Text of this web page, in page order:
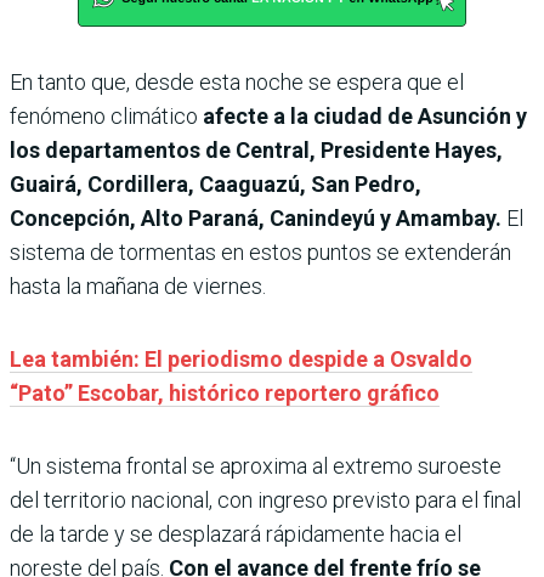
En tanto que, desde esta noche se espera que el
fenómeno climático afecte a la ciudad de Asunción y
los departamentos de Central, Presidente Hayes,
Guairá, Cordillera, Caaguazú, San Pedro,
Concepción, Alto Paraná, Canindeyú y Amambay. El
sistema de tormentas en estos puntos se extenderán
hasta la mañana de viernes.
Lea también: El periodismo despide a Osvaldo
“Pato” Escobar, histórico reportero gráfico
“Un sistema frontal se aproxima al extremo suroeste
del territorio nacional, con ingreso previsto para el final
de la tarde y se desplazará rápidamente hacia el
noreste del país. Con el avance del frente frío se